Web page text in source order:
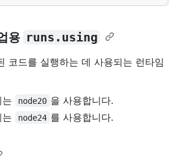
용 runs.using
코드를 실행하는 데 사용되는 런타임
node20 을 사용합니다.
node24 를 사용합니다.